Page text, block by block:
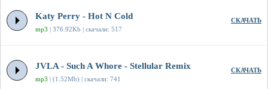
Katy Perry - Hot N Cold
mp3 | 376.92Kb | скачали: 517
СКАЧАТЬ
JVLA - Such A Whore - Stellular Remix
mp3 | (1.52Mb) | скачали: 741
СКАЧАТЬ